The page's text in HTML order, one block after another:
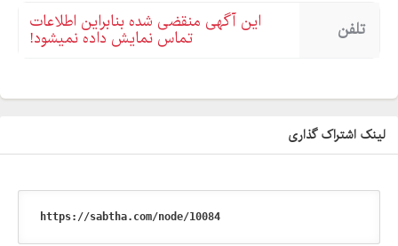
تلفن این آگهی منقضی شده بنابراین اطلاعات
تماس نمایش داده نمیشود!
لینک اشتراک گذاری